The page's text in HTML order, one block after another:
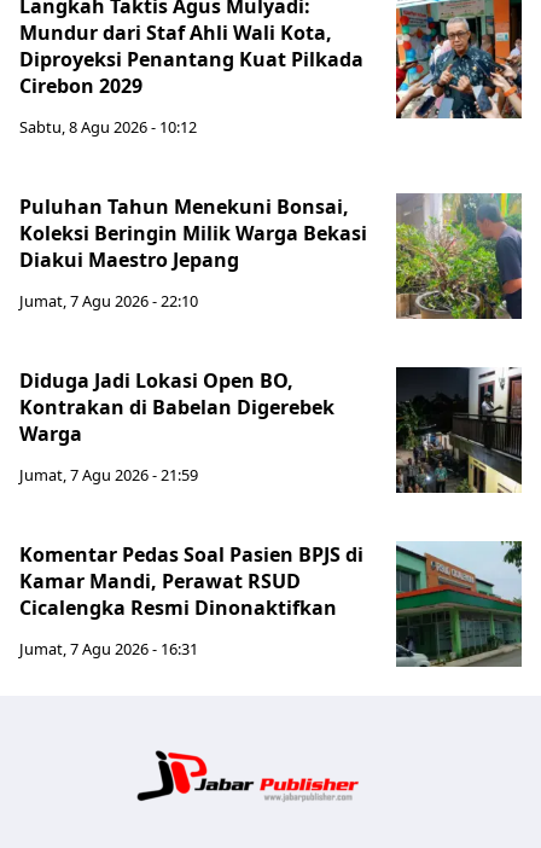
Langkah Taktis Agus Mulyadi:
Mundur dari Staf Ahli Wali Kota,
Diproyeksi Penantang Kuat Pilkada
Cirebon 2029
Sabtu, 8 Agu 2026 - 10:12
Puluhan Tahun Menekuni Bonsai,
Koleksi Beringin Milik Warga Bekasi
Diakui Maestro Jepang
Jumat, 7 Agu 2026 - 22:10
Diduga Jadi Lokasi Open BO,
Kontrakan di Babelan Digerebek
Warga
Jumat, 7 Agu 2026 - 21:59
Komentar Pedas Soal Pasien BPJS di
Kamar Mandi, Perawat RSUD
Cicalengka Resmi Dinonaktifkan
Jumat, 7 Agu 2026 - 16:31